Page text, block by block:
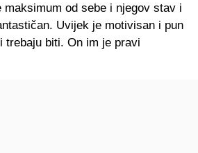
maksimum od sebe i njegov stav i
Uvijek je motivisan i pun
trebaju biti. On im je pravi